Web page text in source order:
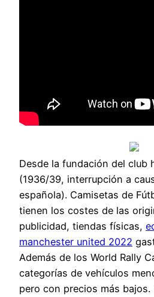
Desde la fundación del club
(1936/39, interrupción a
española). Camisetas de
tienen los costes de las
publicidad, tiendas físicas,
manchester united 2022
Además de los World Rally
categorías de vehículos
pero con precios más